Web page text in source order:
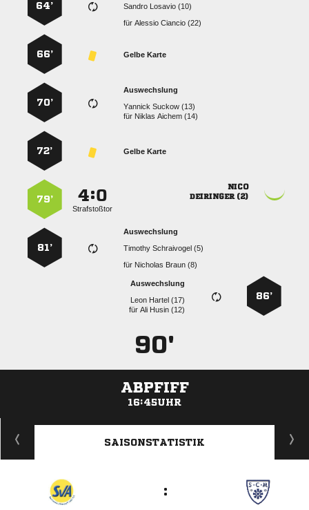
  
für  
64’
Gelbe Karte
66’
Auswechslung
  
für   
70’
Gelbe Karte
72’

 
:
Strafstoßtor
79’
Auswechslung
  
für   
81’
86’
Auswechslung
  
für  
90'
ABPFIFF
16:45UHR
ANZEIGE
SAISONSTATISTIK
: